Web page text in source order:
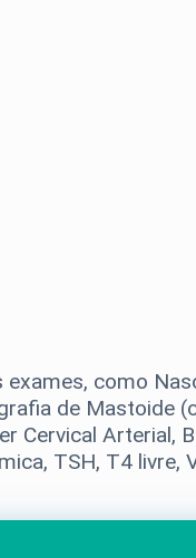
como
de Mastoide
Cervical Arterial,
TSH, T4 livre,